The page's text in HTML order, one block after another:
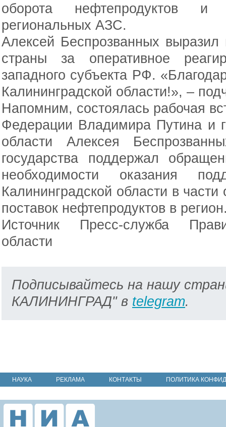
оборота нефтепродуктов и
региональных АЗС.
Алексей Беспрозванных выразил
страны за оперативное
западного субъекта РФ.
Калининградской области!», –
Напомним, состоялась рабочая
Федерации Владимира Путина и
области Алексея
государства поддержал
необходимости оказания
Калининградской области в
поставок нефтепродуктов в
Источник Пресс-служба
области
Подписывайтесь на нашу
КАЛИНИНГРАД" в telegram.
НАУКА РЕКЛАМА КОНТАКТЫ ПОЛИТИКА